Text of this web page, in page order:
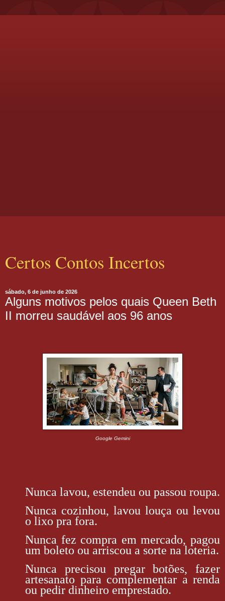
Certos Contos Incertos
sábado, 6 de junho de 2026
Alguns motivos pelos quais Queen Beth
II morreu saudável aos 96 anos
Google Gemini
Nunca lavou, estendeu ou passou roupa.
Nunca cozinhou, lavou louça ou levou
o lixo pra fora.
Nunca fez compra em mercado, pagou
um boleto ou arriscou a sorte na loteria.
Nunca precisou pregar botões, fazer
artesanato para complementar a renda
ou pedir dinheiro emprestado.